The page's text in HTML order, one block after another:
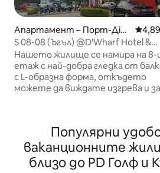
Апартамент – Порт-Дікс
он
S 08-08 (Ъгъл) @D'Wharf Hotel &
Residence
Нашето жилище се намира на 8-
етаж с най-добра гледка от
с L-образна форма, откъдето
можете да виждате изгрева и
тайландски/японски/корейски/
китайски и др. само на 2 – 10
пеша от нашето място.
има и банка, хипермаркет, бар/
Популярни
ваканционните
близо до PD Голф и